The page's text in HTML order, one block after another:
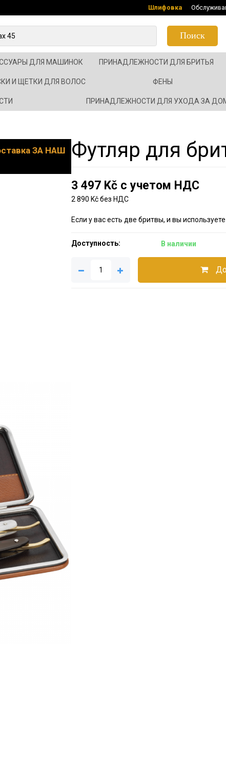
Шлифовка
Поиск
ДЛЯ МАШИНОК ПРИНАДЛЕЖНОСТИ ДЛЯ БРИТЬЯ
И ЩЕТКИ ДЛЯ ВОЛОС ФЕНЫ
ПРИНАДЛЕЖНОСТИ ДЛЯ УХОДА ЗА
ЗА НАШ
Футляр для
3 497 Kč с учетом НДС
2 890 Kč без НДС
Если у вас есть две бритвы, и вы
Доступность: В наличии